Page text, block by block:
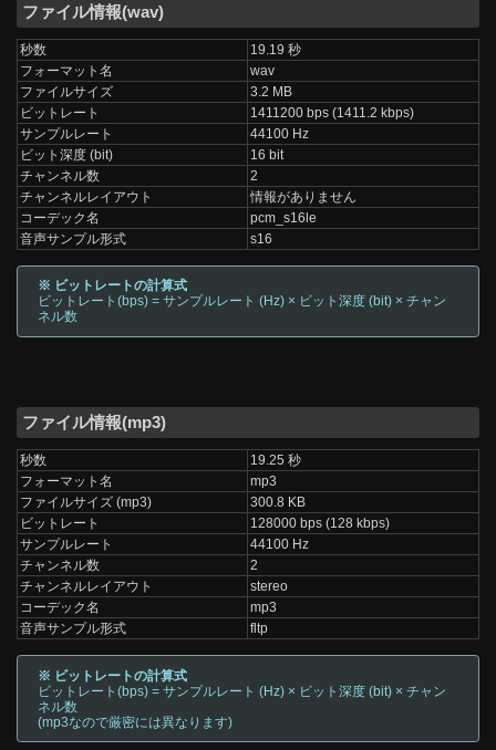
ファイル情報(wav)
秒数
19.19 秒
フォーマット名
wav
ファイルサイズ
3.2 MB
ビットレート
1411200 bps (1411.2 kbps)
サンプルレート
44100 Hz
ビット深度 (bit)
16 bit
チャンネル数
2
チャンネルレイアウト
情報がありません
コーデック名
pcm_s16le
音声サンプル形式
s16
※ ビットレートの計算式
ビットレート(bps) = サンプルレート (Hz) × ビット深度 (bit) × チャン
ネル数
ファイル情報(mp3)
秒数
19.25 秒
フォーマット名
mp3
ファイルサイズ (mp3)
300.8 KB
ビットレート
128000 bps (128 kbps)
サンプルレート
44100 Hz
チャンネル数
2
チャンネルレイアウト
stereo
コーデック名
mp3
音声サンプル形式
fltp
※ ビットレートの計算式
ビットレート(bps) = サンプルレート (Hz) × ビット深度 (bit) × チャン
ネル数
(mp3なので厳密には異なります)